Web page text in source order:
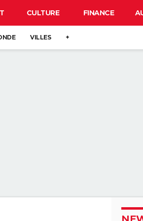
CULTURE FINANCE
VILLES +